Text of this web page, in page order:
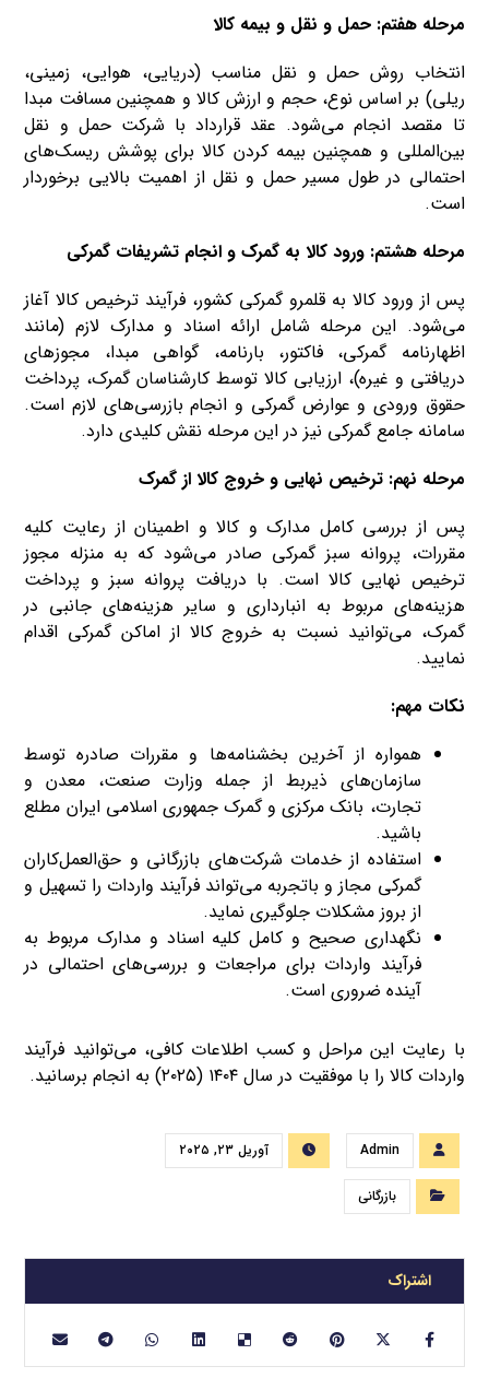
مرحله هفتم: حمل و نقل و بیمه کالا
انتخاب روش حمل و نقل مناسب (دریایی، هوایی، زمینی،
ریلی) بر اساس نوع، حجم و ارزش کالا و همچنین مسافت مبدا
تا مقصد انجام می‌شود. عقد قرارداد با شرکت حمل و نقل
بین‌المللی و همچنین بیمه کردن کالا برای پوشش ریسک‌های
احتمالی در طول مسیر حمل و نقل از اهمیت بالایی برخوردار
است.
مرحله هشتم: ورود کالا به گمرک و انجام تشریفات گمرکی
پس از ورود کالا به قلمرو گمرکی کشور، فرآیند ترخیص کالا آغاز
می‌شود. این مرحله شامل ارائه اسناد و مدارک لازم (مانند
اظهارنامه گمرکی، فاکتور، بارنامه، گواهی مبدا، مجوزهای
دریافتی و غیره)، ارزیابی کالا توسط کارشناسان گمرک، پرداخت
حقوق ورودی و عوارض گمرکی و انجام بازرسی‌های لازم است.
سامانه جامع گمرکی نیز در این مرحله نقش کلیدی دارد.
مرحله نهم: ترخیص نهایی و خروج کالا از گمرک
پس از بررسی کامل مدارک و کالا و اطمینان از رعایت کلیه
مقررات، پروانه سبز گمرکی صادر می‌شود که به منزله مجوز
ترخیص نهایی کالا است. با دریافت پروانه سبز و پرداخت
هزینه‌های مربوط به انبارداری و سایر هزینه‌های جانبی در
گمرک، می‌توانید نسبت به خروج کالا از اماکن گمرکی اقدام
نمایید.
نکات مهم:
همواره از آخرین بخشنامه‌ها و مقررات صادره توسط
سازمان‌های ذیربط از جمله وزارت صنعت، معدن و
تجارت، بانک مرکزی و گمرک جمهوری اسلامی ایران مطلع
باشید.
استفاده از خدمات شرکت‌های بازرگانی و حق‌العمل‌کاران
گمرکی مجاز و باتجربه می‌تواند فرآیند واردات را تسهیل و
از بروز مشکلات جلوگیری نماید.
نگهداری صحیح و کامل کلیه اسناد و مدارک مربوط به
فرآیند واردات برای مراجعات و بررسی‌های احتمالی در
آینده ضروری است.
با رعایت این مراحل و کسب اطلاعات کافی، می‌توانید فرآیند
واردات کالا را با موفقیت در سال ۱۴۰۴ (۲۰۲۵) به انجام برسانید.
Admin آوریل ۲۳, ۲۰۲۵
بازرگانی